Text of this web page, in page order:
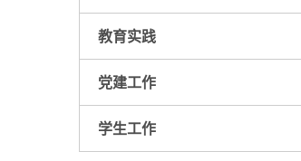
教育实践
党建工作
学生工作